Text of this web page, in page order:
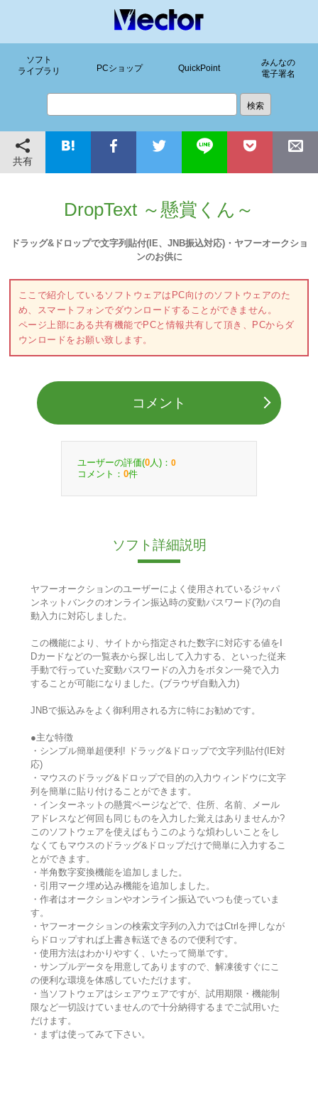
ソフト
ライブラリ
PCショップ QuickPoint
みんなの
電子署名
共有
DropText ～懸賞くん～
ドラッグ&ドロップで文字列貼付(IE、JNB振込対応)・ヤフーオークショ
ンのお供に
ここで紹介しているソフトウェアはPC向けのソフトウェアのた
め、スマートフォンでダウンロードすることができません。
ページ上部にある共有機能でPCと情報共有して頂き、PCからダ
ウンロードをお願い致します。
コメント
ユーザーの評価(0 人)： 0
コメント： 0件
ソフト詳細説明
ヤフーオークションのユーザーによく使用されているジャパ
ンネットバンクのオンライン振込時の変動パスワード(?)の自
動入力に対応しました。
この機能により、サイトから指定された数字に対応する値をI
Dカードなどの一覧表から探し出して入力する、といった従来
手動で行っていた変動パスワードの入力をボタン一発で入力
することが可能になりました。(ブラウザ自動入力)
JNBで振込みをよく御利用される方に特にお勧めです。
●主な特徴
・シンプル簡単超便利! ドラッグ&ドロップで文字列貼付(IE対
応)
・マウスのドラッグ&ドロップで目的の入力ウィンドウに文字
列を簡単に貼り付けることができます。
・インターネットの懸賞ページなどで、住所、名前、メール
アドレスなど何回も同じものを入力した覚えはありませんか?
このソフトウェアを使えばもうこのような煩わしいことをし
なくてもマウスのドラッグ&ドロップだけで簡単に入力するこ
とができます。
・半角数字変換機能を追加しました。
・引用マーク埋め込み機能を追加しました。
・作者はオークションやオンライン振込でいつも使っていま
す。
・ヤフーオークションの検索文字列の入力ではCtrlを押しなが
らドロップすれば上書き転送できるので便利です。
・使用方法はわかりやすく、いたって簡単です。
・サンプルデータを用意してありますので、解凍後すぐにこ
の便利な環境を体感していただけます。
・当ソフトウェアはシェアウェアですが、試用期限・機能制
限など一切設けていませんので十分納得するまでご試用いた
だけます。
・まずは使ってみて下さい。